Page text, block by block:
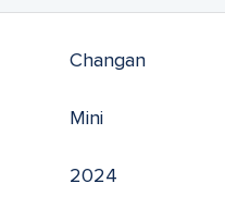
Changan
Mini
2024